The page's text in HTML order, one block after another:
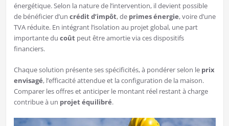
énergétique. Selon la nature de l’intervention, il devient possible
de bénéficier d’un crédit d’impôt, de primes énergie, voire d’une
TVA réduite. En intégrant l’isolation au projet global, une part
importante du coûtpeut être amortie via ces dispositifs
financiers.
Chaque solution présente ses spécificités, à pondérer selon le prix
envisagé, l’efficacité attendue et la configuration de la maison.
Comparer les offres et anticiper le montant réel restant à charge
contribue à un projet équilibré.